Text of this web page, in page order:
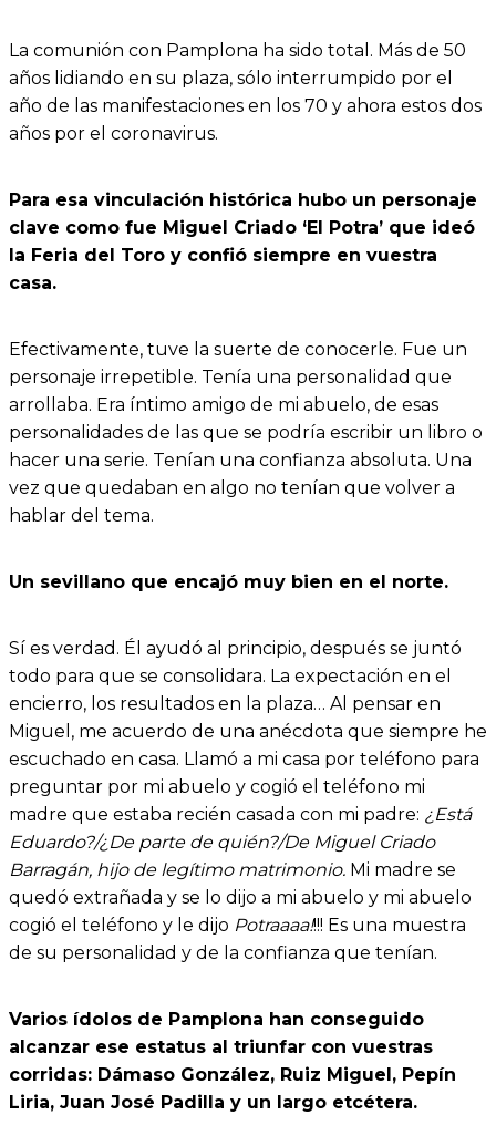
La comunión con Pamplona ha sido total. Más de 50
años lidiando en su plaza, sólo interrumpido por el
año de las manifestaciones en los 70 y ahora estos dos
años por el coronavirus.
Para esa vinculación histórica hubo un personaje
clave como fue Miguel Criado ‘El Potra’ que ideó
la Feria del Toro y confió siempre en vuestra
casa.
Efectivamente, tuve la suerte de conocerle. Fue un
personaje irrepetible. Tenía una personalidad que
arrollaba. Era íntimo amigo de mi abuelo, de esas
personalidades de las que se podría escribir un libro o
hacer una serie. Tenían una confianza absoluta. Una
vez que quedaban en algo no tenían que volver a
hablar del tema.
Un sevillano que encajó muy bien en el norte.
Sí es verdad. Él ayudó al principio, después se juntó
todo para que se consolidara. La expectación en el
encierro, los resultados en la plaza… Al pensar en
Miguel, me acuerdo de una anécdota que siempre he
escuchado en casa. Llamó a mi casa por teléfono para
preguntar por mi abuelo y cogió el teléfono mi
madre que estaba recién casada con mi padre: ¿Está
Eduardo?/¿De parte de quién?/De Miguel Criado
Barragán, hijo de legítimo matrimonio. Mi madre se
quedó extrañada y se lo dijo a mi abuelo y mi abuelo
cogió el teléfono y le dijo Potraaaa!!!! Es una muestra
de su personalidad y de la confianza que tenían.
Varios ídolos de Pamplona han conseguido
alcanzar ese estatus al triunfar con vuestras
corridas: Dámaso González, Ruiz Miguel, Pepín
Liria, Juan José Padilla y un largo etcétera.